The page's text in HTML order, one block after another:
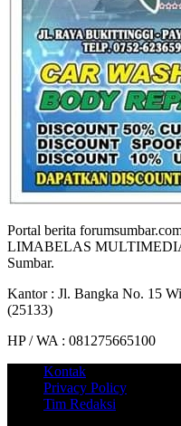
Portal berita
LIMABELAS
Sumbar.
Kantor : Jl. Bangka No. 15
(25133)
HP / WA : 081275665100
Kontak
Privacy Policy
Tim Redaksi